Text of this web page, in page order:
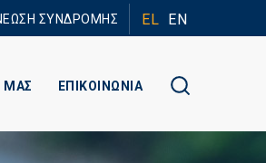
ΣΥΝΔΡΟΜΗΣ EL EN
ΜΑΣ ΕΠΙΚΟΙΝΩΝΙΑ